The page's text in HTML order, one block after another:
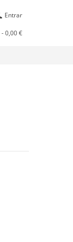
Entrar
-0,00 €